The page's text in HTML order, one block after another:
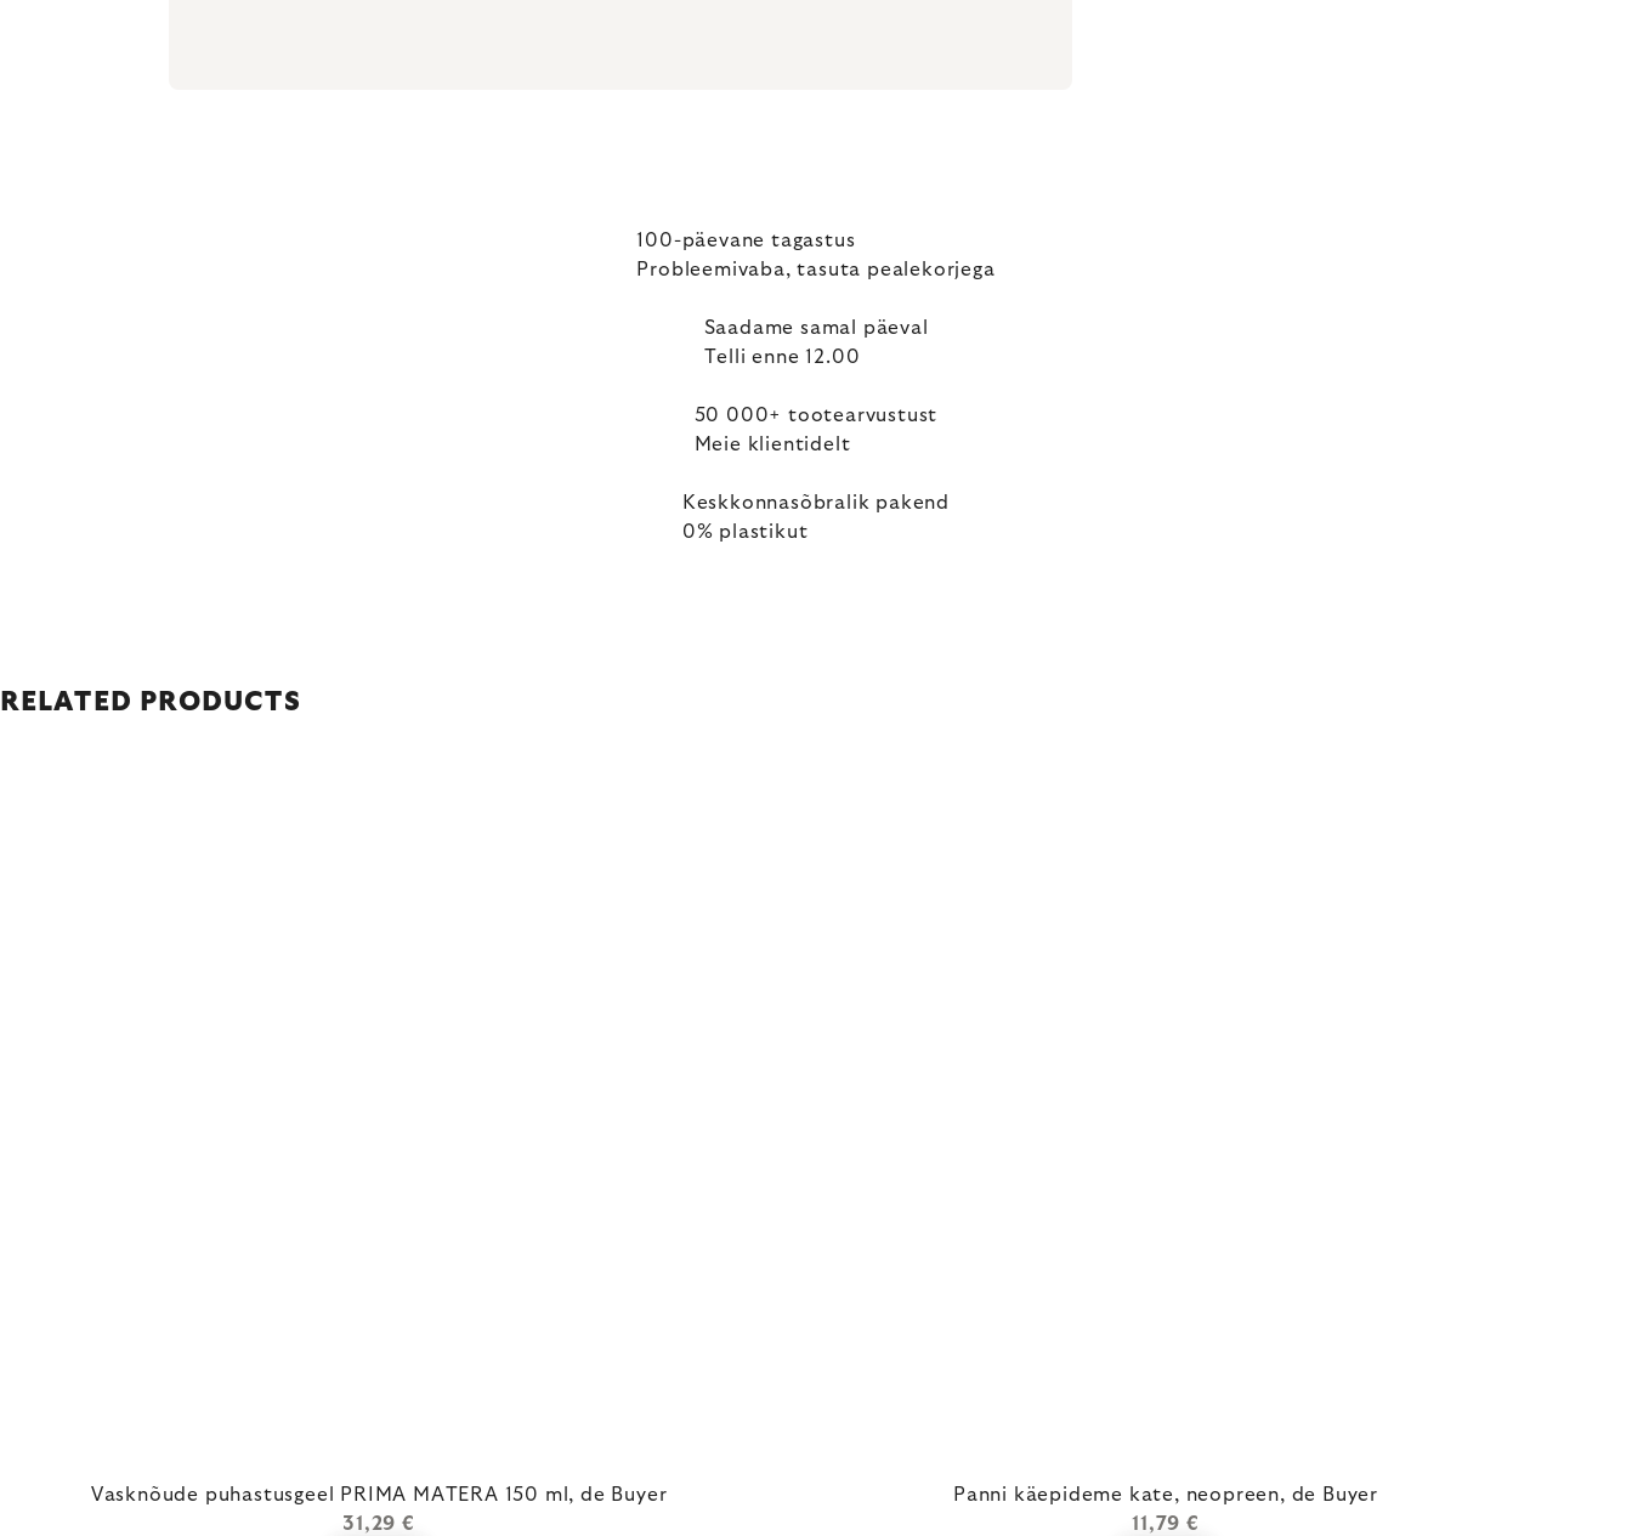
100-päevane tagastus
Probleemivaba, tasuta pealekorjega
Saadame samal päeval
Telli enne 12.00
50 000+ tootearvustust
Meie klientidelt
Keskkonnasõbralik pakend
0% plastikut
RELATED PRODUCTS
Vasknõude puhastusgeel PRIMA MATERA 150 ml, de Buyer
31,29 €
Panni käepideme kate, neopreen, de Buyer
11,79 €